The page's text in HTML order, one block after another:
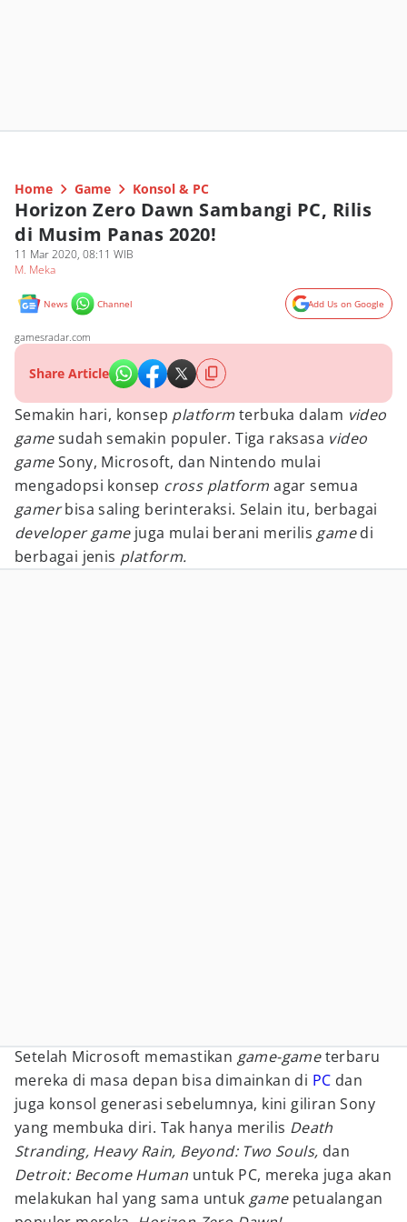
Home Game Konsol & PC
Horizon Zero Dawn Sambangi PC, Rilis
di Musim Panas 2020!
11 Mar 2020, 08:11 WIB
M. Meka
News Channel Add Us on Google
gamesradar.com
Share Article
Semakin hari, konsep platform terbuka dalam video
gamesudah semakin populer. Tiga raksasa video
gameSony, Microsoft, dan Nintendo mulai
mengadopsi konsep cross platform agar semua
gamerbisa saling berinteraksi. Selain itu, berbagai
developer gamejuga mulai berani merilis gamedi
berbagai jenis platform.
Setelah Microsoft memastikan game-gameterbaru
mereka di masa depan bisa dimainkan di PC dan
juga konsol generasi sebelumnya, kini giliran Sony
yang membuka diri. Tak hanya merilis Death
Stranding, Heavy Rain, Beyond: Two Souls, dan
Detroit: Become Human untuk PC, mereka juga akan
melakukan hal yang sama untuk gamepetualangan